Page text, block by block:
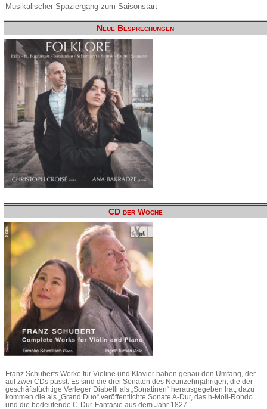
Musikalischer Spaziergang zum Saisonstart
Neue Besprechungen
CD der Woche
Franz Schuberts Werke für Violine und Klavier haben genau den Umfang, der
auf zwei CDs passt. Es sind die drei Sonaten des Neunzehnjährigen, die der
geschäftstüchtige Verleger Diabelli als „Sonatinen“ herausgegeben hat, dazu
kommen die als „Grand Duo“ veröffentlichte Sonate A-Dur, das h-Moll-Rondo
und die bedeutende C-Dur-Fantasie aus dem Jahr 1827.